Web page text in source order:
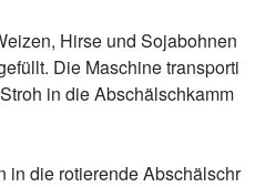
Hirse und Sojabohnen
Die Maschine transporti
in die Abschälschkamm
in die rotierende Abschälschr